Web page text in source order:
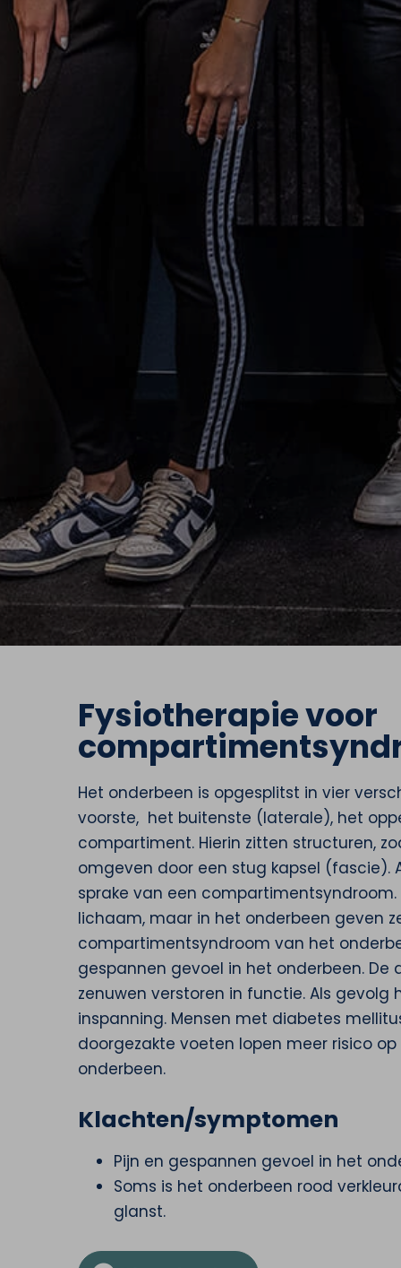
Fysiotherapie voor
Het onderbeen is opgesplitst in vier
voorste, het buitenste (laterale), het
compartiment. Hierin zitten structuren,
omgeven door een stug kapsel (fascie).
sprake van een
lichaam, maar in het onderbeen geven
compartimentsyndroom van het
gespannen gevoel in het onderbeen.
zenuwen verstoren in functie. Als
inspanning. Mensen met diabetes
doorgezakte voeten lopen meer risico
onderbeen.
Klachten/symptomen
Pijn en gespannen gevoel in het
Soms is het onderbeen rood
glanst.